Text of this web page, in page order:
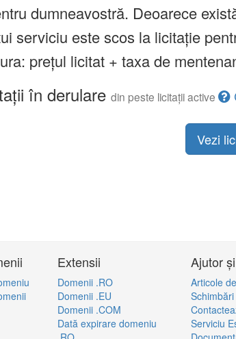
dumneavostră. Deoarece
serviciu este scos la licitație
prețul licitat + taxa de
în derulare din peste licitații active
Vezi
Extensii
Domenii .RO
Domenii .EU
Domenii .COM
Dată expirare domeniu
Ajutor
Articole
Serviciu